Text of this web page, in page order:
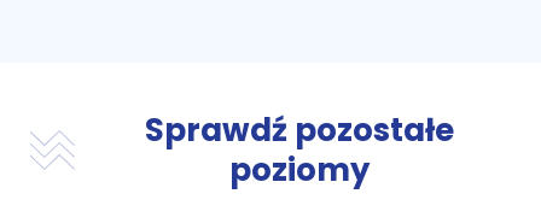
Sprawdź pozostałe
poziomy